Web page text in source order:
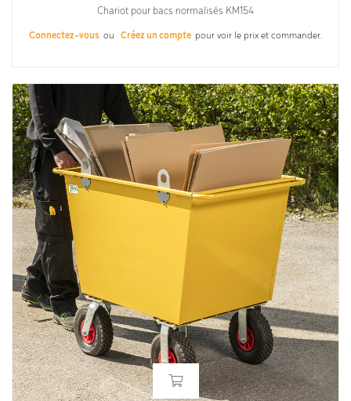
Chariot pour bacs normalisés KM154
Connectez-vous ou Créez un compte pour voir le prix et commander.